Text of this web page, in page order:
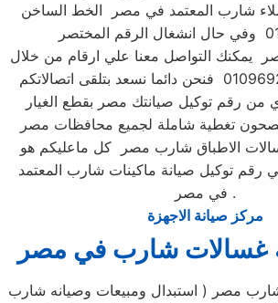
شارب المعتمد في مصر الخط الساخن
يمكنك التواصل معنا علي ارقام من خلال
من رقم توكيل صيانتك مصر بقطع الغيار
تغطية شاملة لجميع محافظات مصر
الاطباق شارب مصر كل ماعليكم هو
رقم توكيل صيانة ماكينات شارب المعتمد
في مصر .
مركز صيانة الاجهزة
غسالات شارب في مصر
مصر ( استبدال ومبيعات وصيانه شارب